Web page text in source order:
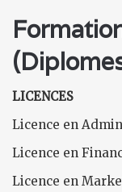
LICENCES
Licence en
Licence en
Licence en